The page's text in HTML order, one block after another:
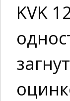
KVK